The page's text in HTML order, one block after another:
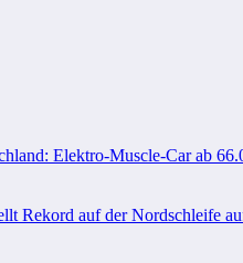
Elektro-Muscle-Car ab
Rekord auf der Nordschleife